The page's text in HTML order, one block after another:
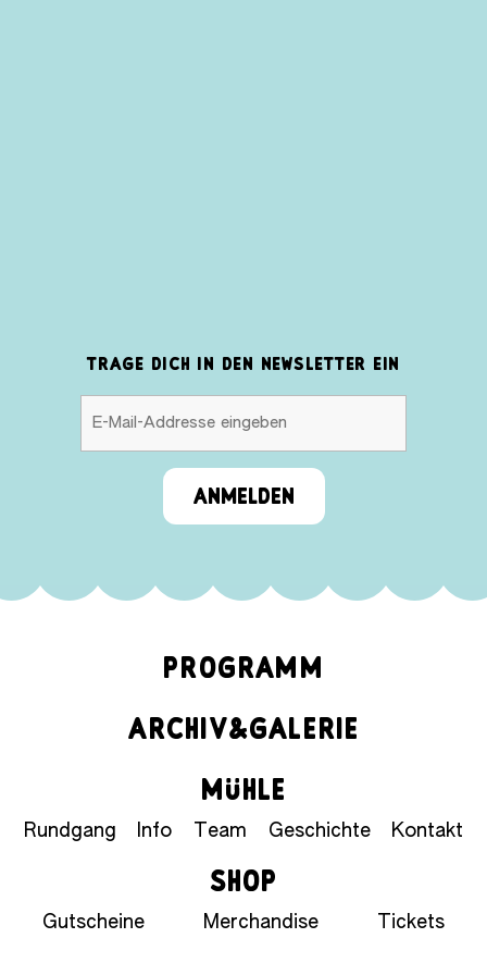
TRAGE DICH IN DEN NEWSLETTER EIN
ANMELDEN
PROGRAMM
ARCHIV&GALERIE
MÜHLE
Rundgang Info Team Geschichte Kontakt
SHOP
Gutscheine Merchandise Tickets